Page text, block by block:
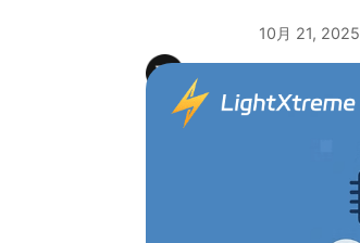
10月 21, 2025